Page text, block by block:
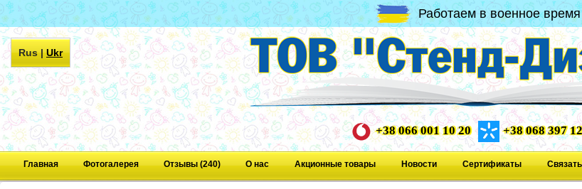
Работаем в военное время
Rus|Ukr
+38 066 001 10 20 +38 068 397
Главная Фотогалерея Отзывы (240) О нас Акционные товары Новости Сертификаты